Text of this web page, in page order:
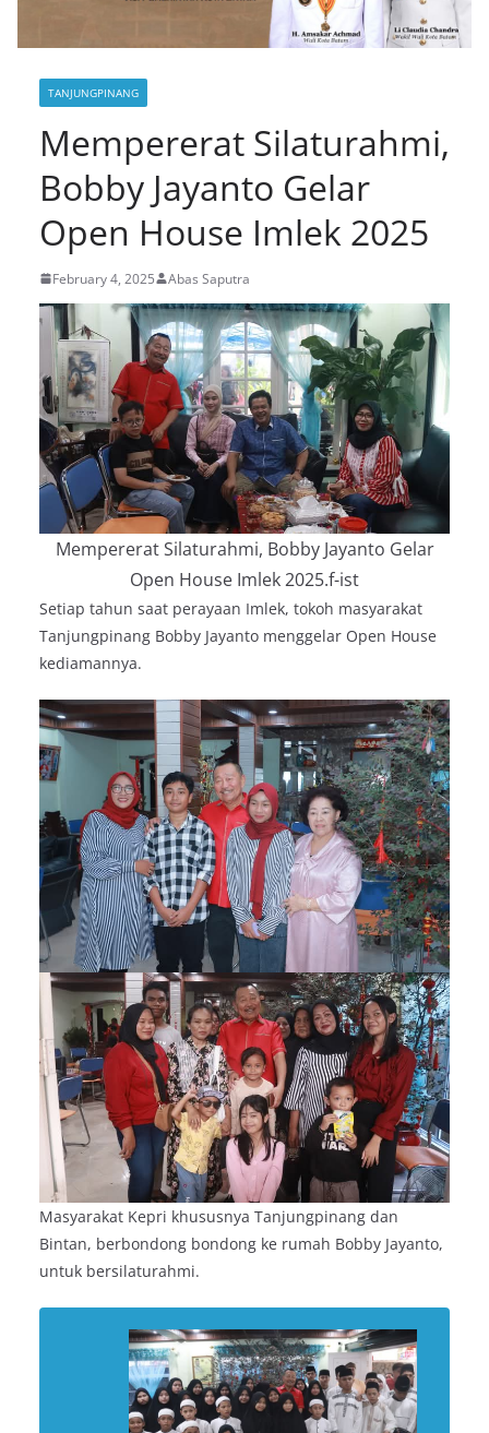
TANJUNGPINANG
Mempererat Silaturahmi,
Bobby Jayanto Gelar
Open House Imlek 2025
February 4, 2025 Abas Saputra
Mempererat Silaturahmi, Bobby Jayanto Gelar
Open House Imlek 2025.f-ist
Setiap tahun saat perayaan Imlek, tokoh masyarakat
Tanjungpinang Bobby Jayanto menggelar Open House
kediamannya.
Masyarakat Kepri khususnya Tanjungpinang dan
Bintan, berbondong bondong ke rumah Bobby Jayanto,
untuk bersilaturahmi.